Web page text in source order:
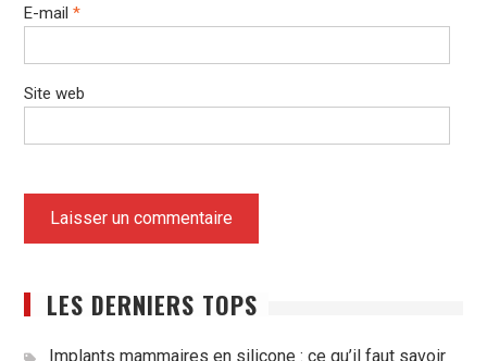
E-mail *
Site web
LES DERNIERS TOPS
Implants mammaires en silicone : ce qu’il faut savoir